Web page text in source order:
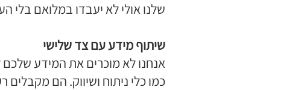
שלנו אולי לא יעבדו במלואם בלי
שיתוף מידע עם צד שלישי
אנחנו לא מוכרים את המידע
כמו כלי ניתוח ושיווק. הם